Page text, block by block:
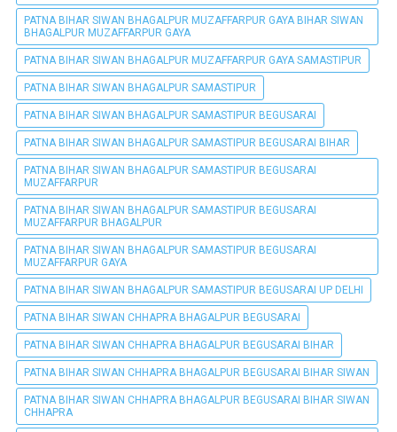
PATNA BIHAR SIWAN BHAGALPUR MUZAFFARPUR GAYA BIHAR SIWAN
BHAGALPUR MUZAFFARPUR GAYA
PATNA BIHAR SIWAN BHAGALPUR MUZAFFARPUR GAYA SAMASTIPUR
PATNA BIHAR SIWAN BHAGALPUR SAMASTIPUR
PATNA BIHAR SIWAN BHAGALPUR SAMASTIPUR BEGUSARAI
PATNA BIHAR SIWAN BHAGALPUR SAMASTIPUR BEGUSARAI BIHAR
PATNA BIHAR SIWAN BHAGALPUR SAMASTIPUR BEGUSARAI
MUZAFFARPUR
PATNA BIHAR SIWAN BHAGALPUR SAMASTIPUR BEGUSARAI
MUZAFFARPUR BHAGALPUR
PATNA BIHAR SIWAN BHAGALPUR SAMASTIPUR BEGUSARAI
MUZAFFARPUR GAYA
PATNA BIHAR SIWAN BHAGALPUR SAMASTIPUR BEGUSARAI UP DELHI
PATNA BIHAR SIWAN CHHAPRA BHAGALPUR BEGUSARAI
PATNA BIHAR SIWAN CHHAPRA BHAGALPUR BEGUSARAI BIHAR
PATNA BIHAR SIWAN CHHAPRA BHAGALPUR BEGUSARAI BIHAR SIWAN
PATNA BIHAR SIWAN CHHAPRA BHAGALPUR BEGUSARAI BIHAR SIWAN
CHHAPRA